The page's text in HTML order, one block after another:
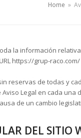
Home »
la información
https://grup-
reservas de todas y
Legal en cada
de un cambio
DEL SITIO